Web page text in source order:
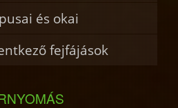
és okai
fejfájások